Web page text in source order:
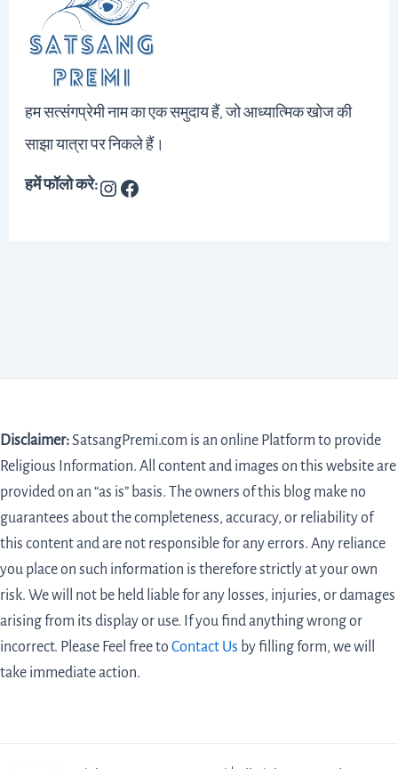
हम सत्संगप्रेमी नाम का एक समुदाय हैं, जो आध्यात्मिक खोज की
साझा यात्रा पर निकले हैं।
हमें फॉलो करे:
Disclaimer:SatsangPremi.com is an online Platform to provide
Religious Information. All content and images on this website are
provided on an “as is” basis. The owners of this blog make no
guarantees about the completeness, accuracy, or reliability of
this content and are not responsible for any errors. Any reliance
you place on such information is therefore strictly at your own
risk. We will not be held liable for any losses, injuries, or damages
arising from its display or use. If you find anything wrong or
incorrect. Please Feel free to Contact Us by filling form, we will
take immediate action.